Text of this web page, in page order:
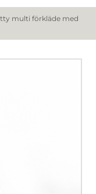
multi förkläde med